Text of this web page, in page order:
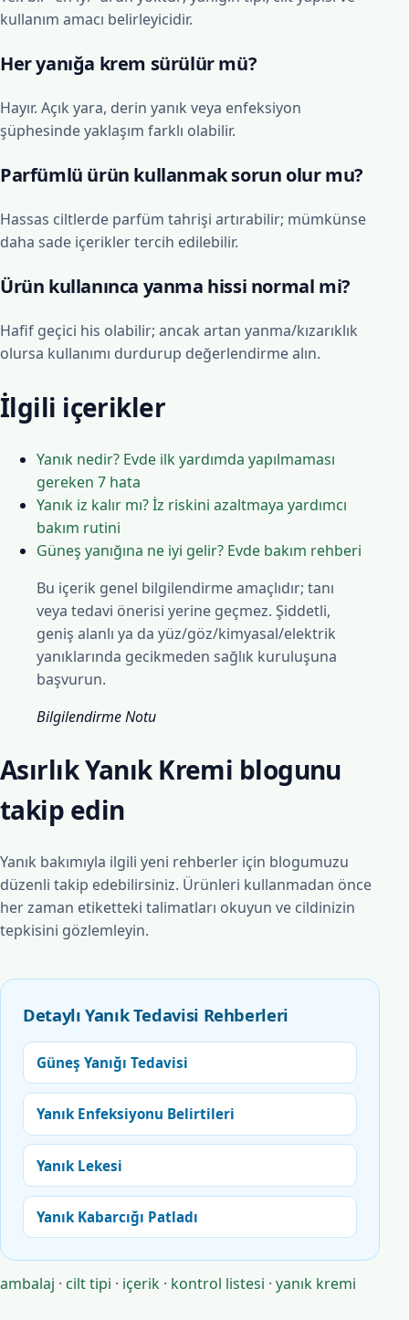
kullanım amacı belirleyicidir.
Her yanığa krem sürülür mü?
Hayır. Açık yara, derin yanık veya enfeksiyon
şüphesinde yaklaşım farklı olabilir.
Parfümlü ürün kullanmak sorun olur mu?
Hassas ciltlerde parfüm tahrişi artırabilir; mümkünse
daha sade içerikler tercih edilebilir.
Ürün kullanınca yanma hissi normal mi?
Hafif geçici his olabilir; ancak artan yanma/kızarıklık
olursa kullanımı durdurup değerlendirme alın.
İlgili içerikler
Yanık nedir? Evde ilk yardımda yapılmaması
gereken 7 hata
Yanık iz kalır mı? İz riskini azaltmaya yardımcı
bakım rutini
Güneş yanığına ne iyi gelir? Evde bakım rehberi
Bu içerik genel bilgilendirme amaçlıdır; tanı
veya tedavi önerisi yerine geçmez. Şiddetli,
geniş alanlı ya da yüz/göz/kimyasal/elektrik
yanıklarında gecikmeden sağlık kuruluşuna
başvurun.
Bilgilendirme Notu
Asırlık Yanık Kremi blogunu
takip edin
Yanık bakımıyla ilgili yeni rehberler için blogumuzu
düzenli takip edebilirsiniz. Ürünleri kullanmadan önce
her zaman etiketteki talimatları okuyun ve cildinizin
tepkisini gözlemleyin.
Detaylı Yanık Tedavisi Rehberleri
Güneş Yanığı Tedavisi
Yanık Enfeksiyonu Belirtileri
Yanık Lekesi
Yanık Kabarcığı Patladı
ambalaj · cilt tipi · içerik · kontrol listesi · yanık kremi